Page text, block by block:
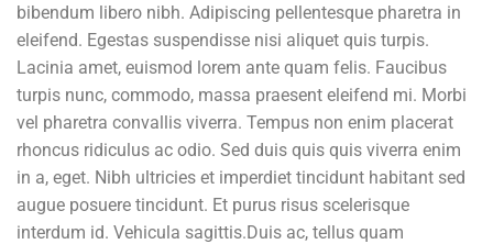
bibendum libero nibh. Adipiscing pellentesque pharetra in
eleifend. Egestas suspendisse nisi aliquet quis turpis.
Lacinia amet, euismod lorem ante quam felis. Faucibus
turpis nunc, commodo, massa praesent eleifend mi. Morbi
vel pharetra convallis viverra. Tempus non enim placerat
rhoncus ridiculus ac odio. Sed duis quis quis viverra enim
in a, eget. Nibh ultricies et imperdiet tincidunt habitant sed
augue posuere tincidunt. Et purus risus scelerisque
interdum id. Vehicula sagittis.Duis ac, tellus quam